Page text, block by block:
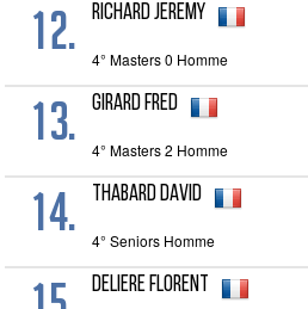
12. RICHARD Jeremy
4° Masters 0 Homme
13. GIRARD Fred
4° Masters 2 Homme
14. THABARD David
4° Seniors Homme
DELIERE Florent